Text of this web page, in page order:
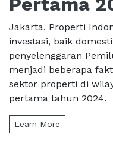
Jakarta, Properti
investasi, baik
penyelenggaran
menjadi beberapa
sektor properti di
pertama tahun 2024.
Learn More